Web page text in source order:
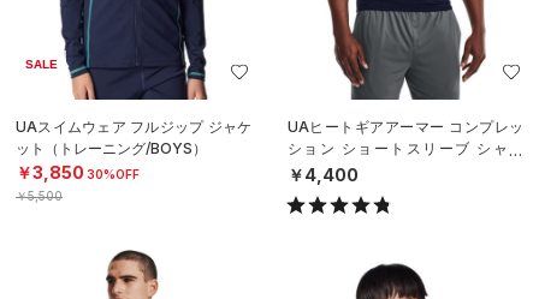
SALE
UAスイムウェア フルジップ ジャケ
ット（トレーニング/BOYS）
￥3,850 30%OFF
￥5,500
UAヒートギアアーマー コンプレッ
ション ショートスリーブ シャツ
（トレーニング/MEN）
￥4,400